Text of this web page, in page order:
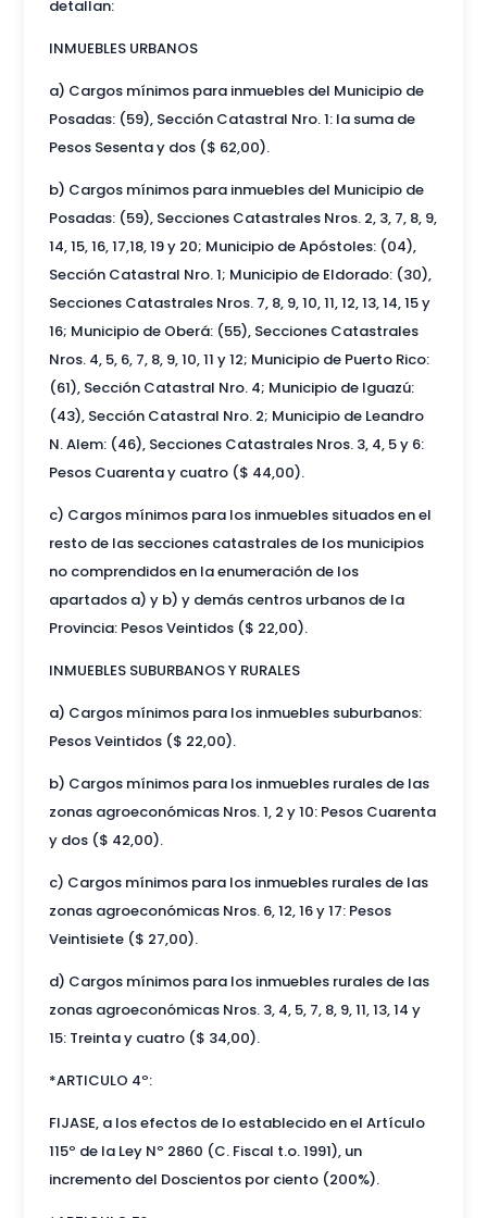
detallan:
INMUEBLES URBANOS
a) Cargos mínimos para inmuebles del Municipio de
Posadas: (59), Sección Catastral Nro. 1: la suma de
Pesos Sesenta y dos ($ 62,00).
b) Cargos mínimos para inmuebles del Municipio de
Posadas: (59), Secciones Catastrales Nros. 2, 3, 7, 8, 9,
14, 15, 16, 17,18, 19 y 20; Municipio de Apóstoles: (04),
Sección Catastral Nro. 1; Municipio de Eldorado: (30),
Secciones Catastrales Nros. 7, 8, 9, 10, 11, 12, 13, 14, 15 y
16; Municipio de Oberá: (55), Secciones Catastrales
Nros. 4, 5, 6, 7, 8, 9, 10, 11 y 12; Municipio de Puerto Rico:
(61), Sección Catastral Nro. 4; Municipio de Iguazú:
(43), Sección Catastral Nro. 2; Municipio de Leandro
N. Alem: (46), Secciones Catastrales Nros. 3, 4, 5 y 6:
Pesos Cuarenta y cuatro ($ 44,00).
c) Cargos mínimos para los inmuebles situados en el
resto de las secciones catastrales de los municipios
no comprendidos en la enumeración de los
apartados a) y b) y demás centros urbanos de la
Provincia: Pesos Veintidos ($ 22,00).
INMUEBLES SUBURBANOS Y RURALES
a) Cargos mínimos para los inmuebles suburbanos:
Pesos Veintidos ($ 22,00).
b) Cargos mínimos para los inmuebles rurales de las
zonas agroeconómicas Nros. 1, 2 y 10: Pesos Cuarenta
y dos ($ 42,00).
c) Cargos mínimos para los inmuebles rurales de las
zonas agroeconómicas Nros. 6, 12, 16 y 17: Pesos
Veintisiete ($ 27,00).
d) Cargos mínimos para los inmuebles rurales de las
zonas agroeconómicas Nros. 3, 4, 5, 7, 8, 9, 11, 13, 14 y
15: Treinta y cuatro ($ 34,00).
*ARTICULO 4º:
FIJASE, a los efectos de lo establecido en el Artículo
115º de la Ley Nº 2860 (C. Fiscal t.o. 1991), un
incremento del Doscientos por ciento (200%).